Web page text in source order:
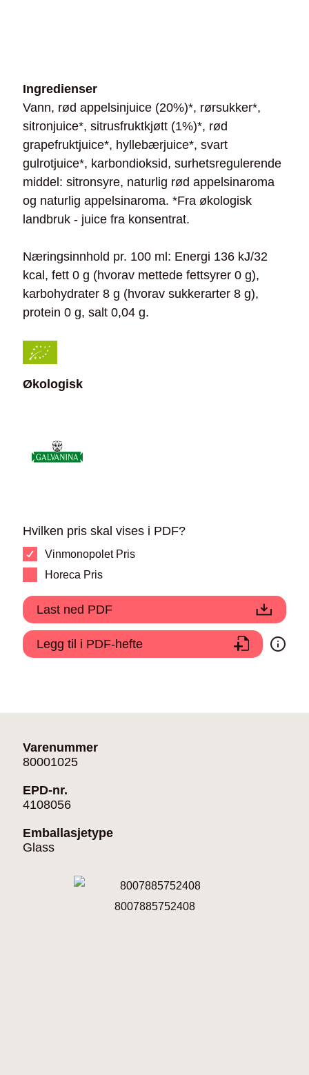
Ingredienser
Vann, rød appelsinjuice (20%)*, rørsukker*,
sitronjuice*, sitrusfruktkjøtt (1%)*, rød
grapefruktjuice*, hyllebærjuice*, svart
gulrotjuice*, karbondioksid, surhetsregulerende
middel: sitronsyre, naturlig rød appelsinaroma
og naturlig appelsinaroma. *Fra økologisk
landbruk - juice fra konsentrat.
Næringsinnhold pr. 100 ml: Energi 136 kJ/32
kcal, fett 0 g (hvorav mettede fettsyrer 0 g),
karbohydrater 8 g (hvorav sukkerarter 8 g),
protein 0 g, salt 0,04 g.
Økologisk
Hvilken pris skal vises i PDF?
Vinmonopolet Pris
Horeca Pris
Last ned PDF
Legg til i PDF-hefte
Varenummer
80001025
EPD-nr.
4108056
Emballasjetype
Glass
8007885752408